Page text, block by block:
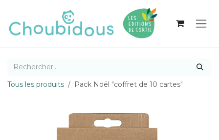
Tous les produits Pack Noël "coffret de 10 cartes"